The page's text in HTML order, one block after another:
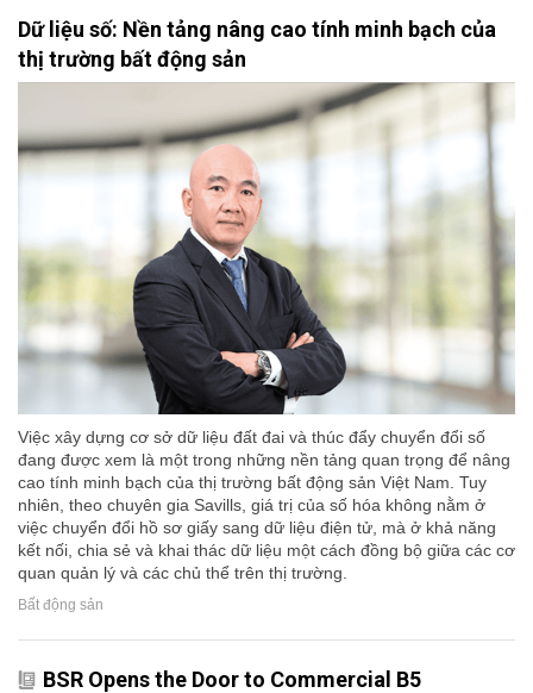
Dữ liệu số: Nền tảng nâng cao tính minh bạch của
thị trường bất động sản
Việc xây dựng cơ sở dữ liệu đất đai và thúc đẩy chuyển đổi số
đang được xem là một trong những nền tảng quan trọng để nâng
cao tính minh bạch của thị trường bất động sản Việt Nam. Tuy
nhiên, theo chuyên gia Savills, giá trị của số hóa không nằm ở
việc chuyển đổi hồ sơ giấy sang dữ liệu điện tử, mà ở khả năng
kết nối, chia sẻ và khai thác dữ liệu một cách đồng bộ giữa các cơ
quan quản lý và các chủ thể trên thị trường.
Bất động sản
BSR Opens the Door to Commercial B5